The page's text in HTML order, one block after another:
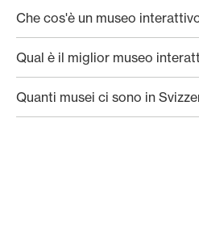
Che cos'è un museo
Qual è il miglior museo
Quanti musei ci sono in